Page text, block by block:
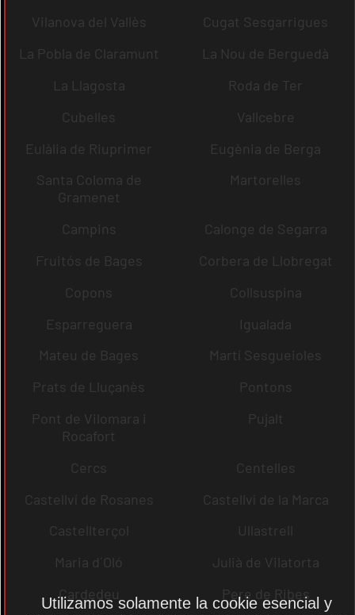
Vilanova del Vallès
Cugat Sesgarrigues
La Pobla de Claramunt
La Nou de Berguedà
La Llagosta
Roda de Ter
Cubelles
Vallcebre
Eulàlia de Riuprimer
Eugènia de Berga
Santa Coloma de
Gramenet
Martorelles
Campins
Calonge de Segarra
Fruitós de Bages
Corbera de Llobregat
Copons
Collsuspina
Esparreguera
Igualada
Mateu de Bages
Martí Sesgueioles
Prats de Lluçanès
Pontons
Pont de Vilomara i
Rocafort
Pujalt
Cercs
Centelles
Castellví de Rosanes
Castellví de la Marca
Castellterçol
Ullastrell
Maria d´Oló
Julià de Vilatorta
Cardedeu
Pere de Ribes
Utilizamos solamente la cookie esencial y